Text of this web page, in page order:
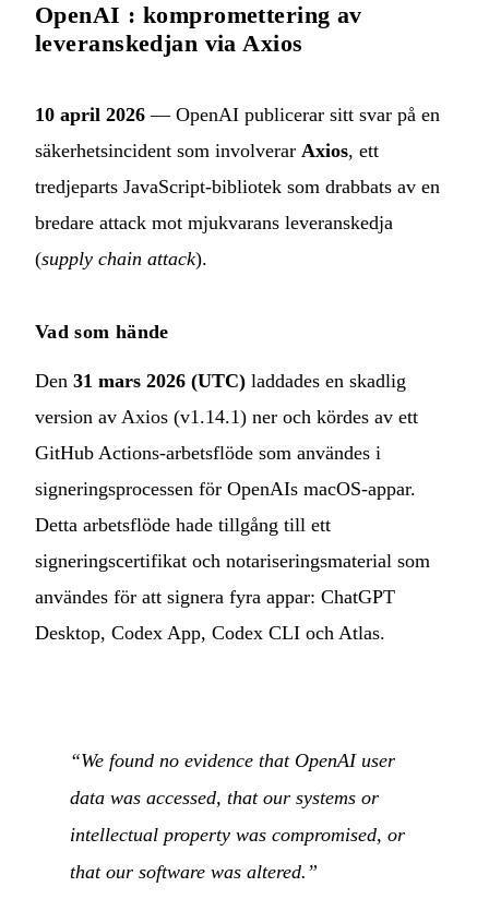
OpenAI : kompromettering av
leveranskedjan via Axios
10 april 2026 — OpenAI publicerar sitt svar på en
säkerhetsincident som involverar Axios, ett
tredjeparts JavaScript-bibliotek som drabbats av en
bredare attack mot mjukvarans leveranskedja
(supply chain attack).
Vad som hände
Den 31 mars 2026 (UTC) laddades en skadlig
version av Axios (v1.14.1) ner och kördes av ett
GitHub Actions-arbetsflöde som användes i
signeringsprocessen för OpenAIs macOS-appar.
Detta arbetsflöde hade tillgång till ett
signeringscertifikat och notariseringsmaterial som
användes för att signera fyra appar: ChatGPT
Desktop, Codex App, Codex CLI och Atlas.
“We found no evidence that OpenAI user
data was accessed, that our systems or
intellectual property was compromised, or
that our software was altered.”